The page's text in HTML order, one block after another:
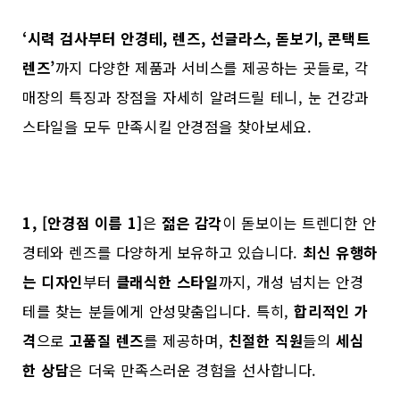
‘시력 검사부터 안경테, 렌즈, 선글라스, 돋보기, 콘택트
렌즈’까지 다양한 제품과 서비스를 제공하는 곳들로, 각
매장의 특징과 장점을 자세히 알려드릴 테니, 눈 건강과
스타일을 모두 만족시킬 안경점을 찾아보세요.
1, [안경점 이름 1]은젊은 감각이 돋보이는 트렌디한 안
경테와 렌즈를 다양하게 보유하고 있습니다. 최신 유행하
는 디자인부터 클래식한 스타일까지, 개성 넘치는 안경
테를 찾는 분들에게 안성맞춤입니다. 특히,합리적인 가
격으로 고품질 렌즈를 제공하며, 친절한 직원들의세심
한 상담은 더욱 만족스러운 경험을 선사합니다.